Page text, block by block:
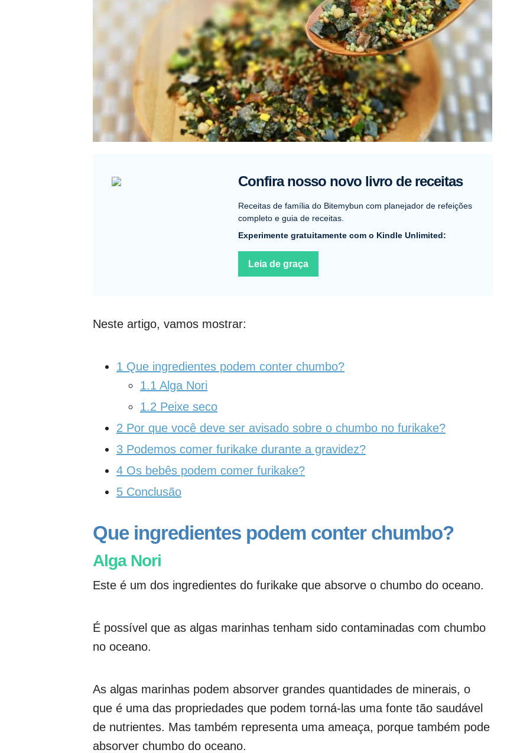
Confira nosso novo livro de receitas
Receitas de família do Bitemybun com planejador de refeições
completo e guia de receitas.
Experimente gratuitamente com o Kindle Unlimited:
Leia de graça
Neste artigo, vamos mostrar:
1 Que ingredientes podem conter chumbo?
1.1 Alga Nori
1.2 Peixe seco
2 Por que você deve ser avisado sobre o chumbo no furikake?
3 Podemos comer furikake durante a gravidez?
4 Os bebês podem comer furikake?
5 Conclusão
Que ingredientes podem conter chumbo?
Alga Nori
Este é um dos ingredientes do furikake que absorve o chumbo do oceano.
É possível que as algas marinhas tenham sido contaminadas com chumbo
no oceano.
As algas marinhas podem absorver grandes quantidades de minerais, o
que é uma das propriedades que podem torná-las uma fonte tão saudável
de nutrientes. Mas também representa uma ameaça, porque também pode
absorver chumbo do oceano.